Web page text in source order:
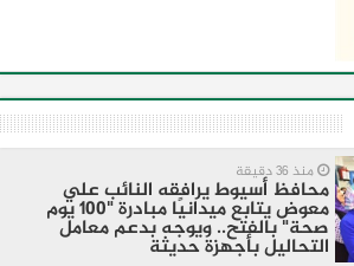
منذ 36 دقيقة
محافظ أسيوط يرافقه النائب علي
معوض يتابع ميدانيًا مبادرة "100 يوم
صحة" بالفتح.. ويوجه بدعم معامل
التحاليل بأجهزة حديثة